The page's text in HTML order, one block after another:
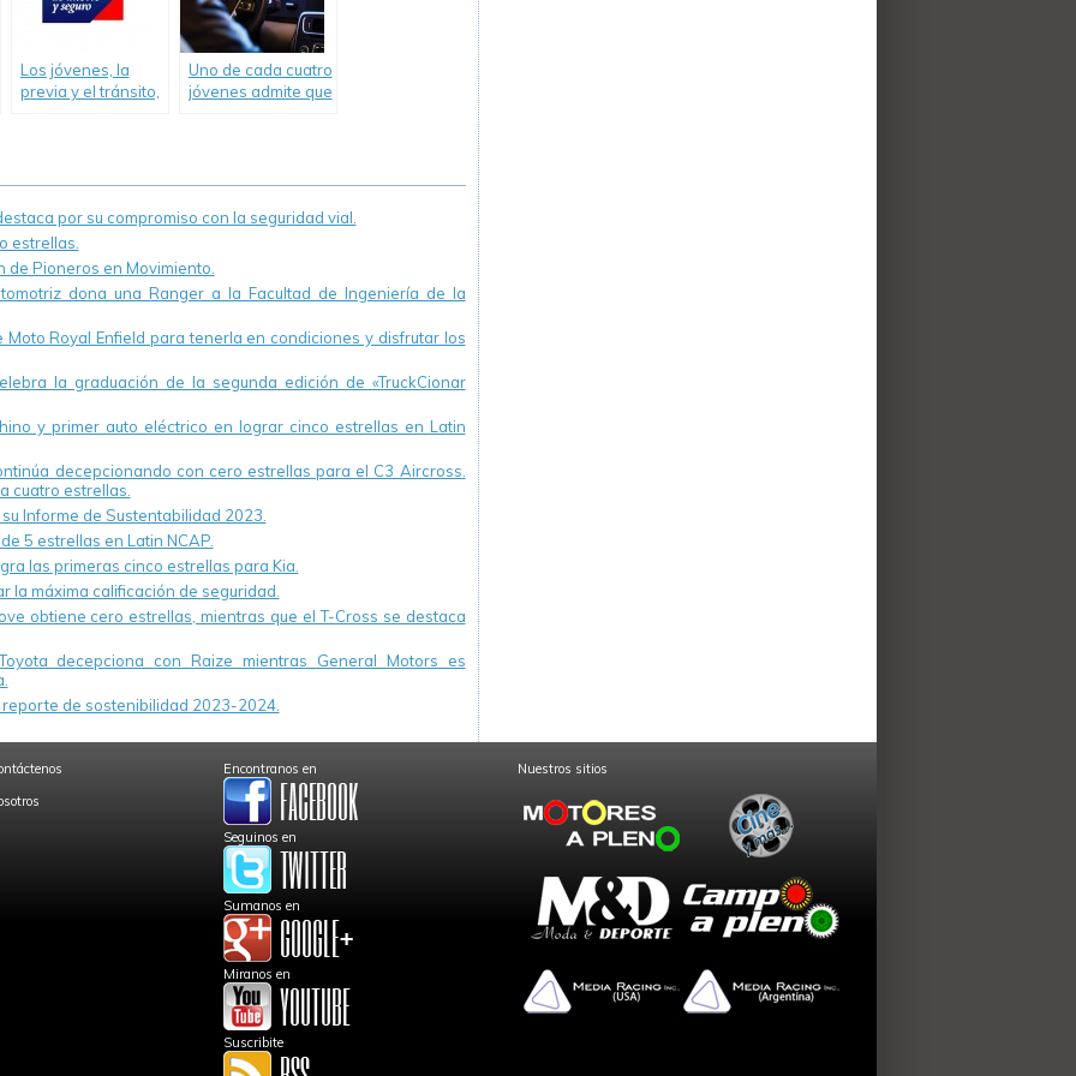
Los jóvenes, la
previa y el tránsito,
Uno de cada cuatro
jóvenes admite que
por su compromiso con la seguridad vial.
estrellas.
Pioneros en Movimiento.
dona una Ranger a la Facultad de Ingeniería de la
Royal Enfield para tenerla en condiciones y disfrutar los
la graduación de la segunda edición de «TruckCionar
y primer auto eléctrico en lograr cinco estrellas en Latin
decepcionando con cero estrellas para el C3 Aircross.
cuatro estrellas.
Informe de Sustentabilidad 2023.
5 estrellas en Latin NCAP.
las primeras cinco estrellas para Kia.
la máxima calificación de seguridad.
obtiene cero estrellas, mientras que el T-Cross se destaca
decepciona con Raize mientras General Motors es
de sostenibilidad 2023-2024.
Encontranos en
Seguinos en
Sumanos en
Miranos en
Suscribite
Nuestros sitios